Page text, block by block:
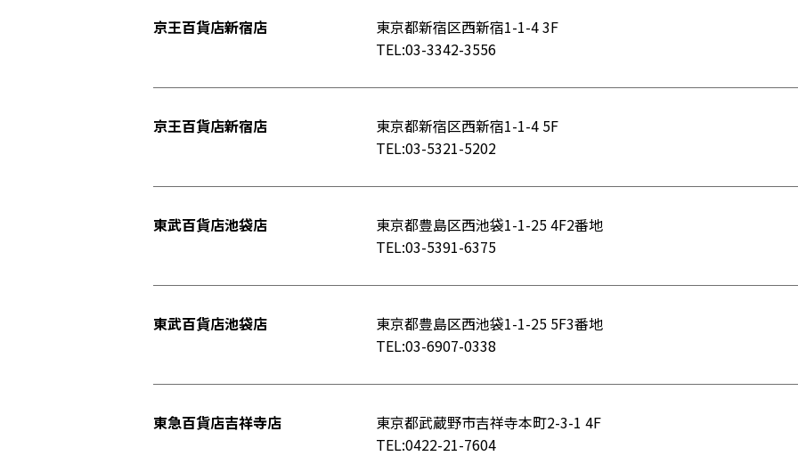
京王百貨店新宿店
東京都新宿区西新宿1-1-4 3F
TEL:03-3342-3556
京王百貨店新宿店
東京都新宿区西新宿1-1-4 5F
TEL:03-5321-5202
東武百貨店池袋店
東京都豊島区西池袋1-1-25 4F2番地
TEL:03-5391-6375
東武百貨店池袋店
東京都豊島区西池袋1-1-25 5F3番地
TEL:03-6907-0338
東急百貨店吉祥寺店
東京都武蔵野市吉祥寺本町2-3-1 4F
TEL:0422-21-7604